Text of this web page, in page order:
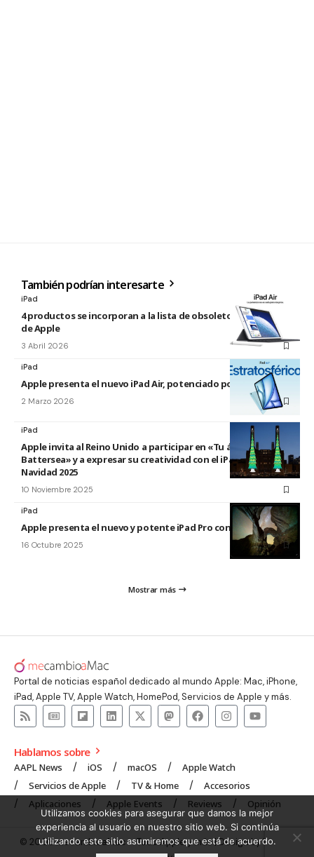
También podrían interesarte
iPad
4 productos se incorporan a la lista de obsoletos y antiguos
de Apple
3 Abril 2026
iPad
Apple presenta el nuevo iPad Air, potenciado por el M4
2 Marzo 2026
iPad
Apple invita al Reino Unido a participar en «Tu árbol en
Battersea» y a expresar su creatividad con el iPad esta
Navidad 2025
10 Noviembre 2025
iPad
Apple presenta el nuevo y potente iPad Pro con el chip M5
16 Octubre 2025
Mostrar más
Portal de noticias español dedicado al mundo Apple: Mac, iPhone,
iPad, Apple TV, Apple Watch, HomePod, Servicios de Apple y más.
Hablamos sobre
AAPL News iOS macOS
Apple Watch
Servicios de Apple
TV & Home
Accesorios
Aplicaciones
Apple Events Reviews Opinión
© 2008 mecambioaMac – Todo Apple y más | Design byUNXON
Utilizamos cookies para asegurar que damos la mejor
experiencia al usuario en nuestro sitio web. Si continúa
utilizando este sitio asumiremos que está de acuerdo.